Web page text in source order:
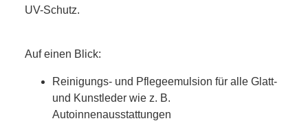
UV-Schutz.
Auf einen Blick:
Reinigungs- und Pflegeemulsion für alle Glatt-
und Kunstleder wie z. B.
Autoinnenausstattungen